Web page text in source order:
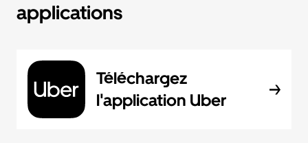
applications
Téléchargez
l'application Uber